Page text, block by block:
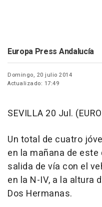
Europa Press Andalucía
Domingo, 20 julio 2014
Actualizado: 17:49
SEVILLA 20 Jul.
Un total de cuatro
en la mañana de
salida de vía con el
en la N-IV, a la altura
Dos Hermanas.